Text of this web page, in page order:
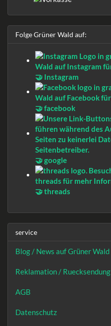
Folge Grüner Wald auf:
🤝 Instagram
🤝 facebook
🤝 google
🤝 threads
service
Blog / News auf Grüner Wald
Reklamation / Ruecksendung
AGB
Datenschutz